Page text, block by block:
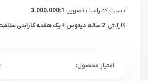
نسبت کنتراست تصویر:
گارانتی: